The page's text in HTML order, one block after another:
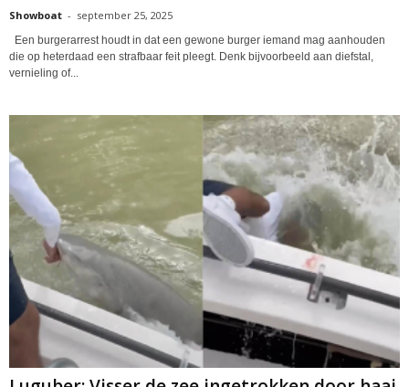
Showboat - september 25, 2025
Een burgerarrest houdt in dat een gewone burger iemand mag aanhouden
die op heterdaad een strafbaar feit pleegt. Denk bijvoorbeeld aan diefstal,
vernieling of...